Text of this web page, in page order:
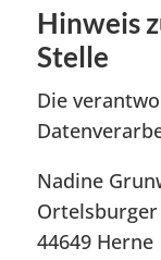
Hinweis
Stelle
Die
Nadine
Ortelsburger
44649 Herne